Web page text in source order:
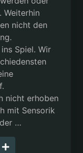
nicht den
Spiel. Wir
nicht erhoben
mit Sensorik
…